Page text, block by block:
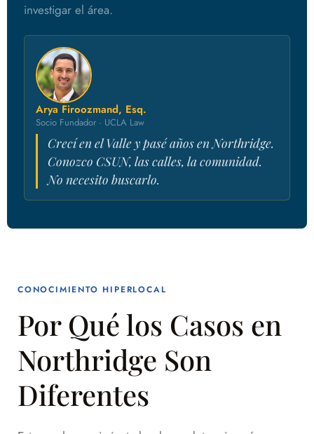
investigar el área.
Arya Firoozmand, Esq.
Socio Fundador · UCLA Law
Crecí en el Valle y pasé años en Northridge.
Conozco CSUN, las calles, la comunidad.
No necesito buscarlo.
CONOCIMIENTO HIPERLOCAL
Por Qué los Casos en
Northridge Son
Diferentes